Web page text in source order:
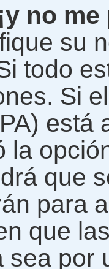
no
su
todo
Si
está
la
que
para
que
sea por